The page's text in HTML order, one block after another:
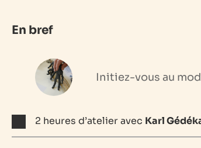
En bref
Initiez-vous au
2 heures d’atelier avec Karl